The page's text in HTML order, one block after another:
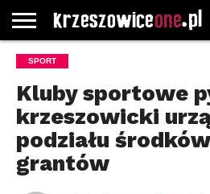
STRONA
GŁÓWNA
WYBORY
WYBIERZ
ROZKŁADY
GREGORCZYK
KONTAKT
SPORT
Kluby sportowe
krzeszowicki
podziału
grantów